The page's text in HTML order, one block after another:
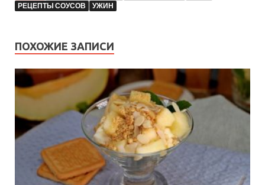
РЕЦЕПТЫ СОУСОВ
УЖИН
ПОХОЖИЕ ЗАПИСИ